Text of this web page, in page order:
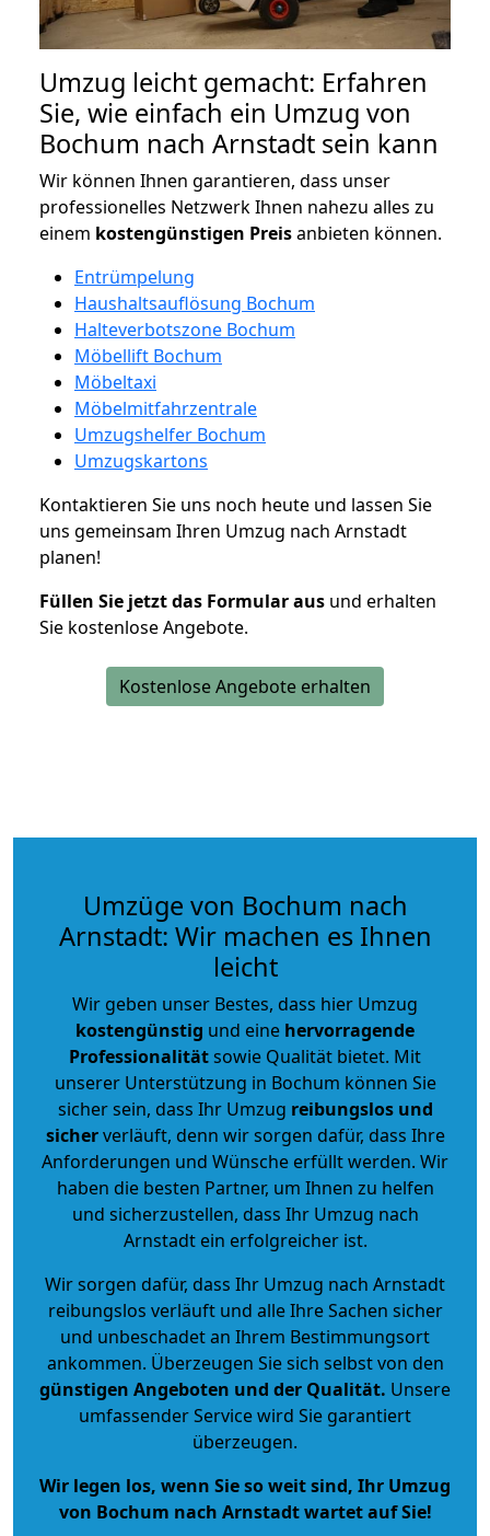
Umzug leicht gemacht: Erfahren
Sie, wie einfach ein Umzug von
Bochum nach Arnstadt sein kann
Wir können Ihnen garantieren, dass unser
professionelles Netzwerk Ihnen nahezu alles zu
einem kostengünstigen Preisanbieten können.
Entrümpelung
Haushaltsauflösung Bochum
Halteverbotszone Bochum
Möbellift Bochum
Möbeltaxi
Möbelmitfahrzentrale
Umzugshelfer Bochum
Umzugskartons
Kontaktieren Sie uns noch heute und lassen Sie
uns gemeinsam Ihren Umzug nach Arnstadt
planen!
Füllen Sie jetzt das Formular aus und erhalten
Sie kostenlose Angebote.
Kostenlose Angebote erhalten
Umzüge von Bochum nach
Arnstadt: Wir machen es Ihnen
leicht
Wir geben unser Bestes, dass hier Umzug
kostengünstig und eine hervorragende
Professionalitätsowie Qualität bietet. Mit
unserer Unterstützung in Bochum können Sie
sicher sein, dass Ihr Umzug reibungslos und
sicherverläuft, denn wir sorgen dafür, dass Ihre
Anforderungen und Wünsche erfüllt werden. Wir
haben die besten Partner, um Ihnen zu helfen
und sicherzustellen, dass Ihr Umzug nach
Arnstadt ein erfolgreicher ist.
Wir sorgen dafür, dass Ihr Umzug nach Arnstadt
reibungslos verläuft und alle Ihre Sachen sicher
und unbeschadet an Ihrem Bestimmungsort
ankommen. Überzeugen Sie sich selbst von den
günstigen Angeboten und der Qualität. Unsere
umfassender Service wird Sie garantiert
überzeugen.
Wir legen los, wenn Sie so weit sind, Ihr Umzug
von Bochum nach Arnstadt wartet auf Sie!